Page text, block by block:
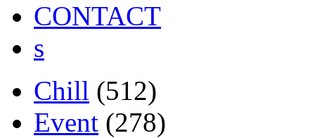
CONTACT
s
Chill (512)
Event (278)